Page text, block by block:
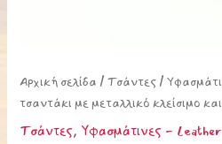
Αρχική σελίδα /Τσάντες/
τσαντάκι με μεταλλικό κλείσιμο
Τσάντες, Υφασμάτινες - Leather